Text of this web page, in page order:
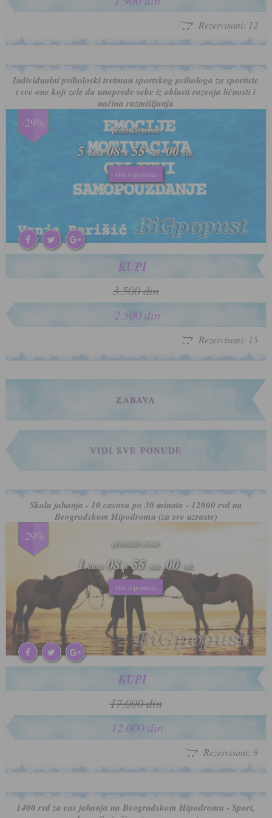
Rezervisani: 12
Individualni psiholoski tretman sportskog psihologa za sportiste
i sve one koji zele da unaprede sebe iz oblasti razvoja ličnosti i
načina razmišljanja
-29%
preostalo vreme
5dana 08h 54min. 57sek.
više o popustu
preostalo vreme
5dana 08h 54min. 57sek.
više o popustu
KUPI
3.500 din
2.500 din
Rezervisani: 15
ZABAVA
VIDI SVE PONUDE
Skola jahanja - 10 casova po 30 minuta - 12000 rsd na
Beogradskom Hipodromu (za sve uzraste)
-29%
preostalo vreme
1dana 08h 54 min. 57 sek.
više o popustu
preostalo vreme
1dana 08h 54 min. 57 sek.
više o popustu
KUPI
17.000 din
12.000 din
Rezervisani: 9
1400 rsd za cas jahanja na Beogradskom Hipodromu - Sport,